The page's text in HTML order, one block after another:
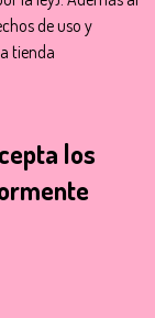
de uso y
tienda
los